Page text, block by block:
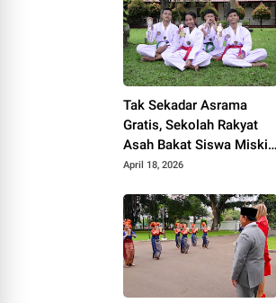
Tak Sekadar Asrama
Gratis, Sekolah Rakyat
Asah Bakat Siswa Miskin
Lewat Taekwondo dan
April 18, 2026